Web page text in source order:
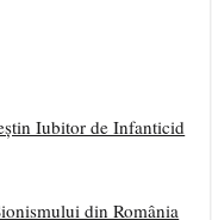
Iubitor de Infanticid
din România